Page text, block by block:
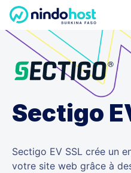
Sectigo
Sectigo EV SSL crée un
votre site web grâce à